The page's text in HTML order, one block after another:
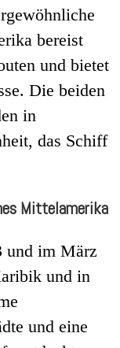
bereist
und bietet
Die beiden
in
das Schiff
Mittelamerika
und im März
und in
und eine